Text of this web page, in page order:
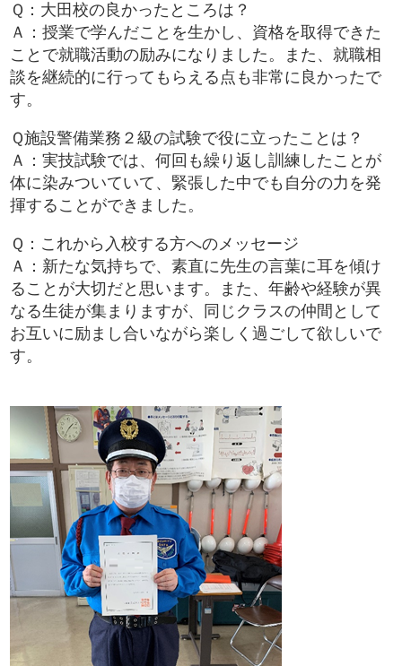
Ｑ：大田校の良かったところは？
Ａ：授業で学んだことを生かし、資格を取得できた
ことで就職活動の励みになりました。また、就職相
談を継続的に行ってもらえる点も非常に良かったで
す。
Ｑ施設警備業務２級の試験で役に立ったことは？
Ａ：実技試験では、何回も繰り返し訓練したことが
体に染みついていて、緊張した中でも自分の力を発
揮することができました。
Ｑ：これから入校する方へのメッセージ
Ａ：新たな気持ちで、素直に先生の言葉に耳を傾け
ることが大切だと思います。また、年齢や経験が異
なる生徒が集まりますが、同じクラスの仲間として
お互いに励まし合いながら楽しく過ごして欲しいで
す。